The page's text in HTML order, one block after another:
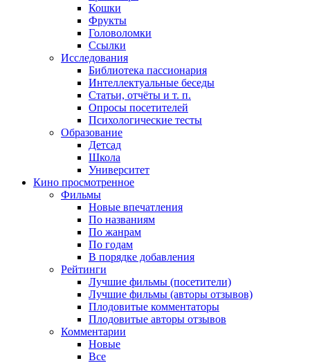
Кошки
Фрукты
Головоломки
Ссылки
Исследования
Библиотека пассионария
Интеллектуальные беседы
Статьи, отчёты и т. п.
Опросы посетителей
Психологические тесты
Образование
Детсад
Школа
Университет
Кино просмотренное
Фильмы
Новые впечатления
По названиям
По жанрам
По годам
В порядке добавления
Рейтинги
Лучшие фильмы (посетители)
Лучшие фильмы (авторы отзывов)
Плодовитые комментаторы
Плодовитые авторы отзывов
Комментарии
Новые
Все